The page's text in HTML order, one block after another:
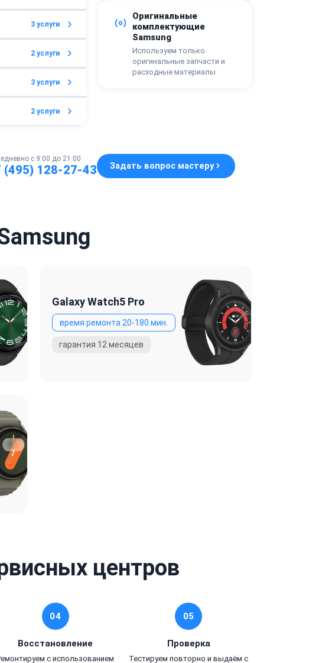
3 услуги
2 услуги
3 услуги
2 услуги
Оригинальные
комплектующие
Samsung
Используем только
оригинальные запчасти и
расходные материалы
с 9:00 до 21:00
(495) 128-27-43 Задать вопрос мастеру
Galaxy Watch5 Pro
центров
04
Восстановление
с использованием
05
Проверка
Тестируем повторно и выдаём с